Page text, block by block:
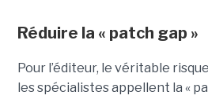
Réduire la « patch gap »
Pour l’éditeur, le véritable
les spécialistes appellent la «